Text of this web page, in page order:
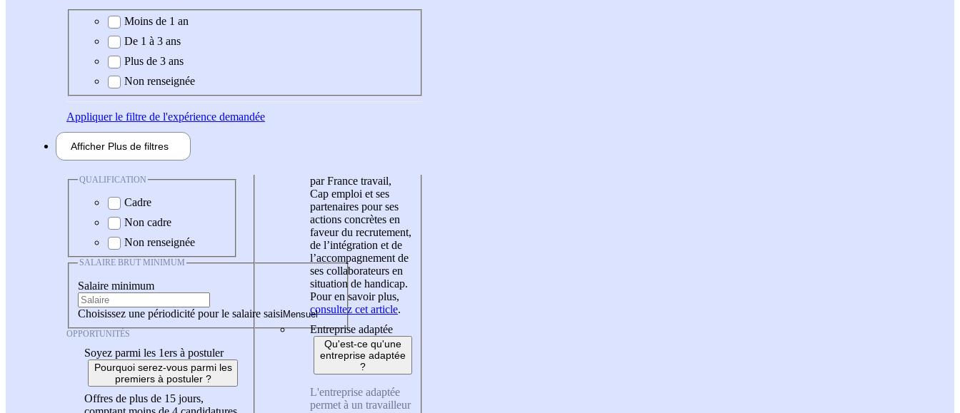
Expérience demandée
Moins de 1 an
De 1 à 3 ans
Plus de 3 ans
Non renseignée
Appliquerle filtre de l'expérience demandée
Afficher Plus de filtres
QUALIFICATION
Cadre
Non cadre
Non renseignée
SALAIRE BRUT MINIMUM
Salaire minimum
Choisissez une périodicité pour le salaire saisi
OPPORTUNITÉS
Soyez parmi les 1ers à postuler
Pourquoi serez-vous parmi les
premiers à postuler ?
Offres de plus de 15 jours,
par France travail,
Cap emploi et ses
partenaires pour ses
actions concrètes en
faveur du recrutement,
de l’intégration et de
l’accompagnement de
ses collaborateurs en
situation de handicap.
Pour en savoir plus,
consultez cet article.
Entreprise adaptée
Qu'est-ce qu'une
entreprise adaptée
?
L'entreprise adaptée
permet à un travailleur